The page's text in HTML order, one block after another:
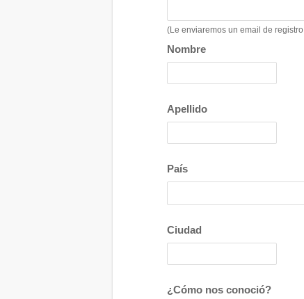
(Le enviaremos un email de
Nombre
Apellido
País
Ciudad
¿Cómo nos conoció?